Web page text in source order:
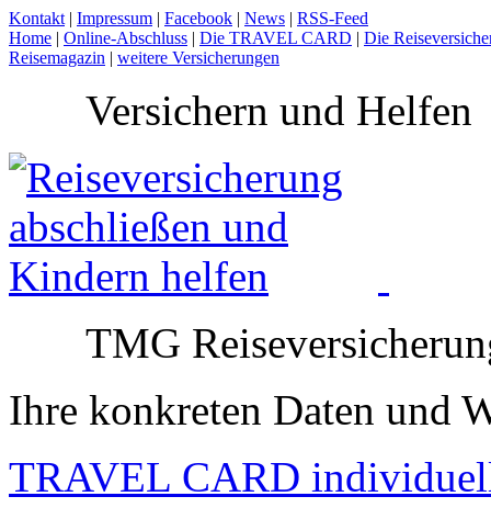
Kontakt | Impressum | Facebook | News | RSS-Feed
Home | Online-Abschluss | Die TRAVEL CARD | Die
Reisemagazin | weitere Versicherungen
Versichern und Helfen
TMG
Ihre konkreten Daten und
TRAVEL CARD